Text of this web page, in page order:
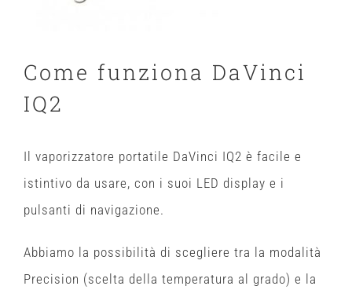
Come funziona DaVinci
IQ2
Il vaporizzatore portatile DaVinci IQ2 è facile e
istintivo da usare, con i suoi LED display e i
pulsanti di navigazione.
Abbiamo la possibilità di scegliere tra la modalità
Precision (scelta della temperatura al grado) e la